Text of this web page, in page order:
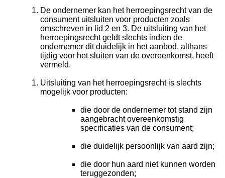
De ondernemer kan het herroepingsrecht van de
consument uitsluiten voor producten zoals
omschreven in lid 2 en 3. De uitsluiting van het
herroepingsrecht geldt slechts indien de
ondernemer dit duidelijk in het aanbod, althans
tijdig voor het sluiten van de overeenkomst, heeft
vermeld.
Uitsluiting van het herroepingsrecht is slechts
mogelijk voor producten:
die door de ondernemer tot stand zijn
aangebracht overeenkomstig
specificaties van de consument;
die duidelijk persoonlijk van aard zijn;
die door hun aard niet kunnen worden
teruggezonden;